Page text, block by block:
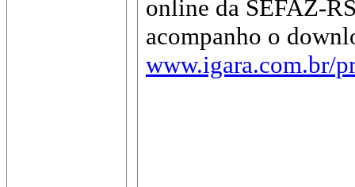
online da SEFAZ-
acompanho o
www.igara.com.br/